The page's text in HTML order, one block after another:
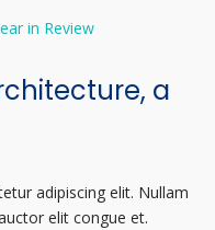
to
your
a
adipiscing elit. Nullam
elit congue et.